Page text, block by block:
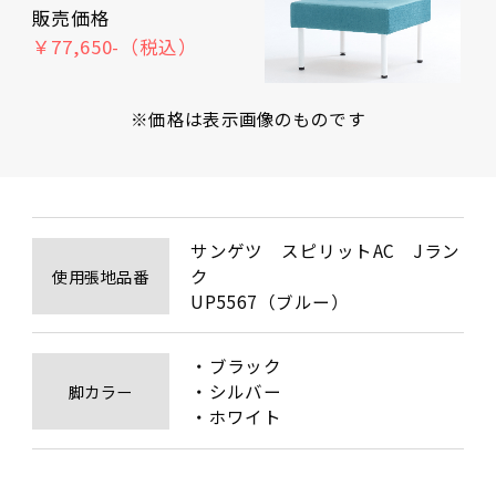
販売価格
￥77,650-（税込）
※価格は表示画像のものです
使用張地品番
サンゲツ　スピリットAC　Jラン
ク
UP5567（ブルー）
脚カラー
・ブラック
・シルバー
・ホワイト